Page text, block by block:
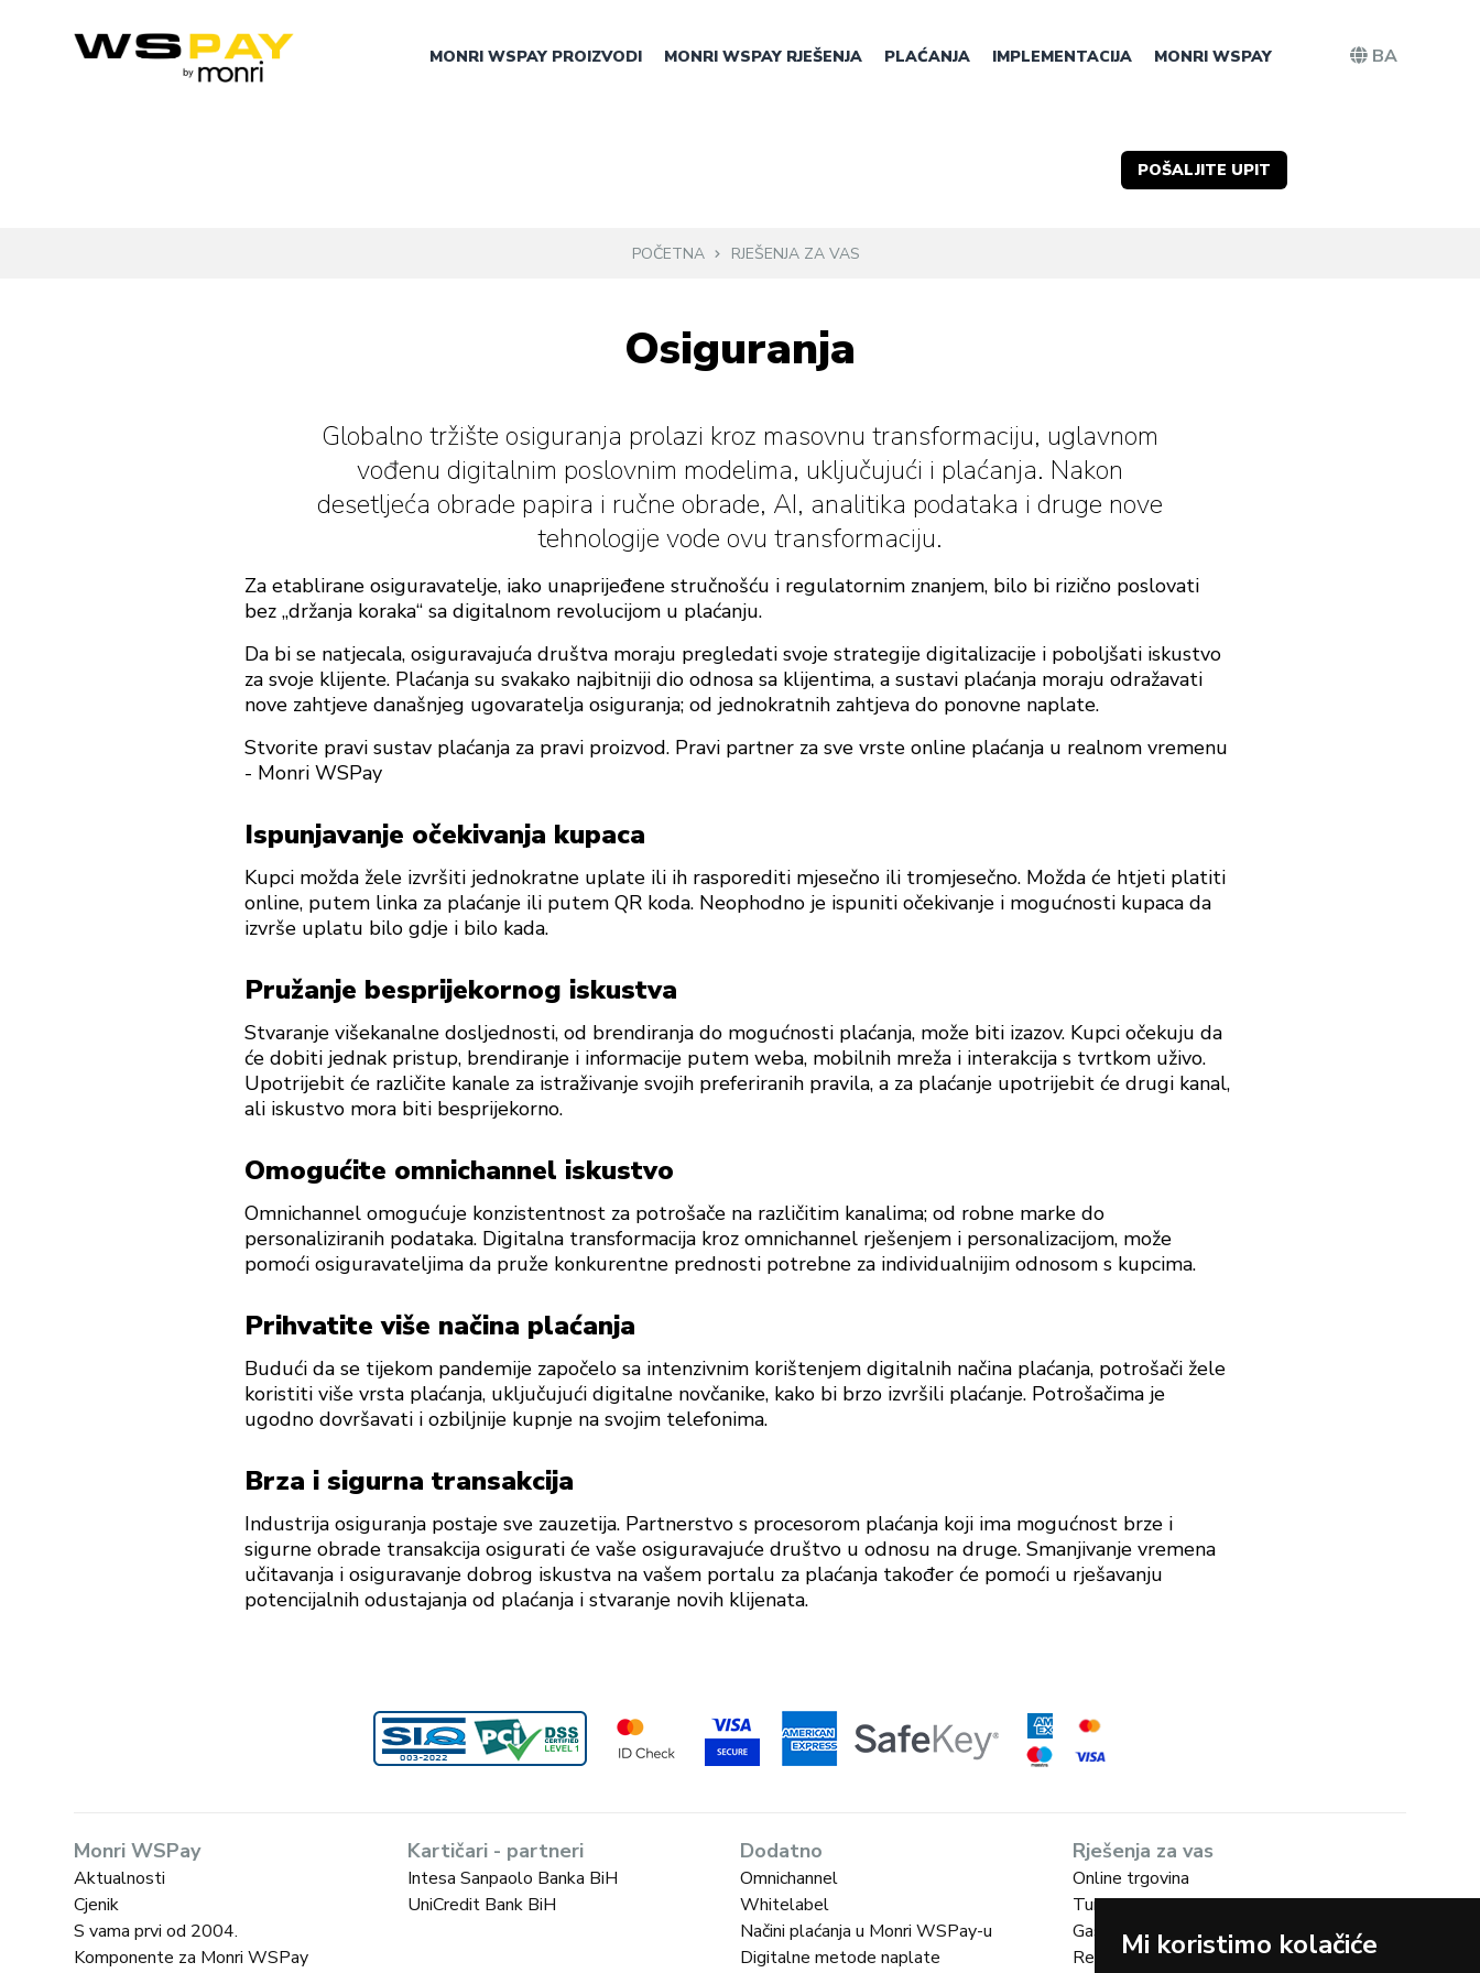
Mi koristimo kolačiće
MONRI WSPAY PROIZVODI MONRI WSPAY RJEŠENJA PLAĆANJA IMPLEMENTACIJA MONRI WSPAY
POŠALJITE UPIT
BA
POČETNA RJEŠENJA ZA VAS
Osiguranja
Globalno tržište osiguranja prolazi kroz masovnu transformaciju, uglavnom
vođenu digitalnim poslovnim modelima, uključujući i plaćanja. Nakon
desetljeća obrade papira i ručne obrade, AI, analitika podataka i druge nove
tehnologije vode ovu transformaciju.
Za etablirane osiguravatelje, iako unaprijeđene stručnošću i regulatornim znanjem, bilo bi rizično poslovati
bez „držanja koraka“ sa digitalnom revolucijom u plaćanju.
Da bi se natjecala, osiguravajuća društva moraju pregledati svoje strategije digitalizacije i poboljšati iskustvo
za svoje klijente. Plaćanja su svakako najbitniji dio odnosa sa klijentima, a sustavi plaćanja moraju odražavati
nove zahtjeve današnjeg ugovaratelja osiguranja; od jednokratnih zahtjeva do ponovne naplate.
Stvorite pravi sustav plaćanja za pravi proizvod. Pravi partner za sve vrste online plaćanja u realnom vremenu
- Monri WSPay
Ispunjavanje očekivanja kupaca
Kupci možda žele izvršiti jednokratne uplate ili ih rasporediti mjesečno ili tromjesečno. Možda će htjeti platiti
online, putem linka za plaćanje ili putem QR koda. Neophodno je ispuniti očekivanje i mogućnosti kupaca da
izvrše uplatu bilo gdje i bilo kada.
Pružanje besprijekornog iskustva
Stvaranje višekanalne dosljednosti, od brendiranja do mogućnosti plaćanja, može biti izazov. Kupci očekuju da
će dobiti jednak pristup, brendiranje i informacije putem weba, mobilnih mreža i interakcija s tvrtkom uživo.
Upotrijebit će različite kanale za istraživanje svojih preferiranih pravila, a za plaćanje upotrijebit će drugi kanal,
ali iskustvo mora biti besprijekorno.
Omogućite omnichannel iskustvo
Omnichannel omogućuje konzistentnost za potrošače na različitim kanalima; od robne marke do
personaliziranih podataka. Digitalna transformacija kroz omnichannel rješenjem i personalizacijom, može
pomoći osiguravateljima da pruže konkurentne prednosti potrebne za individualnijim odnosom s kupcima.
Prihvatite više načina plaćanja
Budući da se tijekom pandemije započelo sa intenzivnim korištenjem digitalnih načina plaćanja, potrošači žele
koristiti više vrsta plaćanja, uključujući digitalne novčanike, kako bi brzo izvršili plaćanje. Potrošačima je
ugodno dovršavati i ozbiljnije kupnje na svojim telefonima.
Brza i sigurna transakcija
Industrija osiguranja postaje sve zauzetija. Partnerstvo s procesorom plaćanja koji ima mogućnost brze i
sigurne obrade transakcija osigurati će vaše osiguravajuće društvo u odnosu na druge. Smanjivanje vremena
učitavanja i osiguravanje dobrog iskustva na vašem portalu za plaćanja također će pomoći u rješavanju
potencijalnih odustajanja od plaćanja i stvaranje novih klijenata.
Monri WSPay
Aktualnosti
Cjenik
S vama prvi od 2004.
Komponente za Monri WSPay
Kartičari - partneri
Intesa Sanpaolo Banka BiH
UniCredit Bank BiH
Dodatno
Omnichannel
Whitelabel
Načini plaćanja u Monri WSPay-u
Digitalne metode naplate
Rješenja za vas
Online trgovina
Turizam
Gastro
Rent-a-car